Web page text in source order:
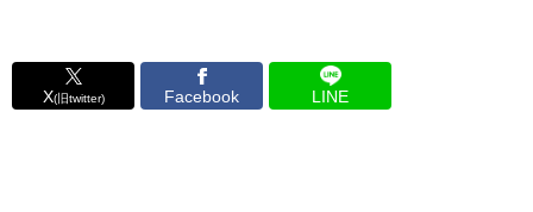
X(旧twitter) Facebook LINE